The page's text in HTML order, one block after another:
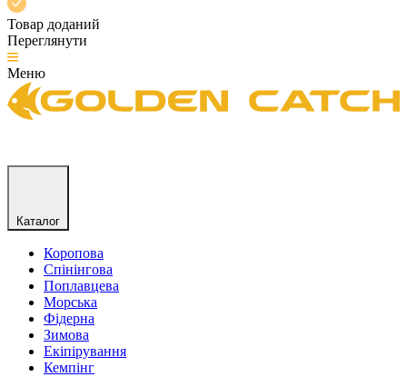
Товар доданий
Переглянути
Меню
Каталог
Коропова
Спінінгова
Поплавцева
Морська
Фідерна
Зимова
Екіпірування
Кемпінг